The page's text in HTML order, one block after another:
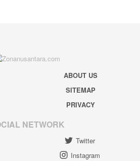
ABOUT US
SITEMAP
PRIVACY
NETWORK
Twitter
Instagram